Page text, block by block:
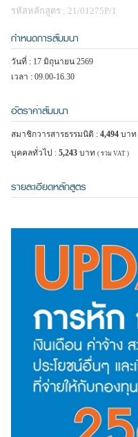
รหัสหลักสูตร : 21/01275P/1
กำหนดการสัมมนา
วันที่ : 17 มิถุนายน 2569
เวลา : 09.00-16.30
อัตราค่าสัมมนา
สมาชิกวารสารธรรมนิติ : 4,494 บาท
บุคคลทั่วไป : 5,243 บาท ( รวม VAT )
รายละเอียดหลักสูตร